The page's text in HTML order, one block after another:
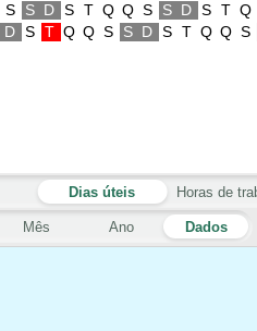
S S D S T Q Q S S D S T Q
D S T Q Q S S D S T Q Q S
Mês Ano Dados
Dias úteis Horas de